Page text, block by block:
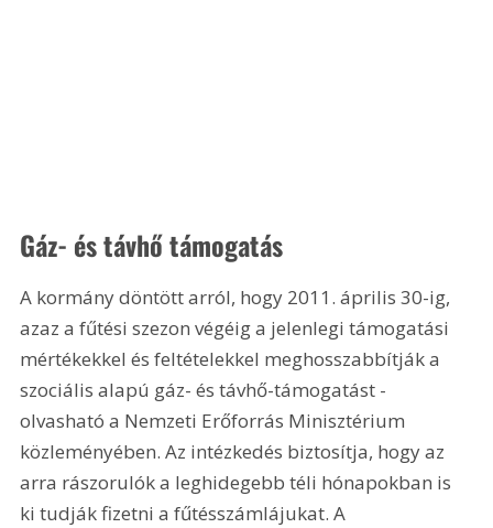
Gáz- és távhő támogatás
A kormány döntött arról, hogy 2011. április 30-ig,
azaz a fűtési szezon végéig a jelenlegi támogatási
mértékekkel és feltételekkel meghosszabbítják a
szociális alapú gáz- és távhő-támogatást -
olvasható a Nemzeti Erőforrás Minisztérium
közleményében. Az intézkedés biztosítja, hogy az
arra rászorulók a leghidegebb téli hónapokban is
ki tudják fizetni a fűtésszámlájukat. A